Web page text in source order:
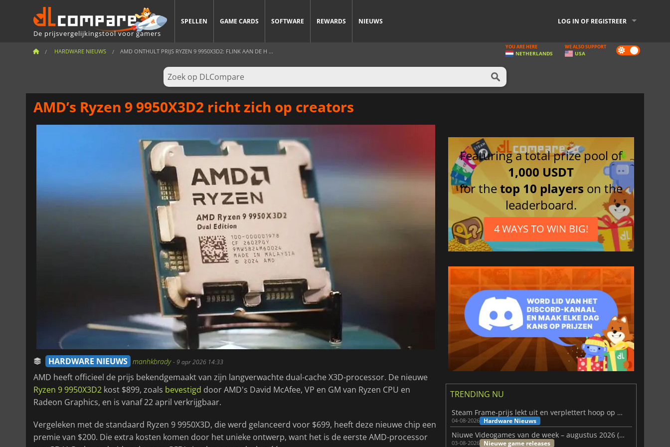
De prijsvergelijkingstool voor gamers
SPELLEN GAME CARDS SOFTWARE REWARDS NIEUWS LOG IN OF REGISTREER
HARDWARE NIEUWS AMD ONTHULT PRIJS RYZEN 9 9950X3D2: FLINK AAN DE H ... Dark
mode
YOU ARE HERE
NETHERLANDS
WE ALSO SUPPORT
USA
AMD’s Ryzen 9 9950X3D2 richt zich op creators
HARDWARE NIEUWS manhkbrady-9 apr 2026 14:33
AMD heeft officieel de prijs bekendgemaakt van zijn langverwachte dual-cache X3D-processor. De nieuwe
Ryzen 9 9950X3D2 kost $899, zoals bevestigd door AMD's David McAfee, VP en GM van Ryzen CPU en
Radeon Graphics, en is vanaf 22 april verkrijgbaar.
Vergeleken met de standaard Ryzen 9 9950X3D, die werd gelanceerd voor $699, heeft deze nieuwe chip een
premie van $200. Die extra kosten komen door het unieke ontwerp, want het is de eerste AMD-processor
Featuring a total prize pool of
1,000 USDT
for thetop 10 players on the
leaderboard.
4 WAYS TO WIN BIG!
TRENDING NU
Steam Frame-prijs lekt uit en verplettert hoop op betaalbare VR
04-08-2026 Hardware Nieuws
Niuwe Videogames van de week – augustus 2026 (week 32)
03-08-2026 Nieuwe game releases